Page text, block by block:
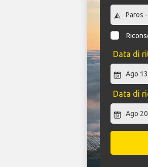
Data di
Data di